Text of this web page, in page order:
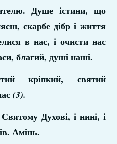
Душе істини, що
скарбе дібр і життя
в нас, і очисти нас
благий, душі наші.
кріпкий, святий
(3).
Духові, і нині, і
Амінь.